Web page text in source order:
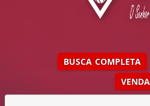
VENDA
BUSCA COMPLETA